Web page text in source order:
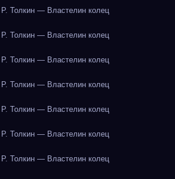
Толкин — Властелин колец
Толкин — Властелин колец
Толкин — Властелин колец
Толкин — Властелин колец
Толкин — Властелин колец
Толкин — Властелин колец
Толкин — Властелин колец